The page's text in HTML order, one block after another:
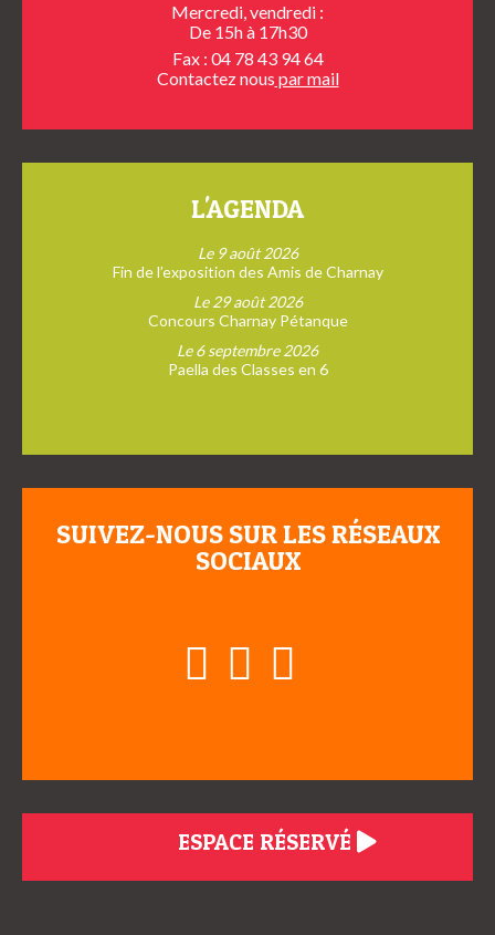
Mercredi, vendredi :
De 15h à 17h30
Fax : 04 78 43 94 64
Contactez nous par mail
L'AGENDA
Le 9 août 2026
Fin de l’exposition des Amis de Charnay
Le 29 août 2026
Concours Charnay Pétanque
Le 6 septembre 2026
Paella des Classes en 6
SUIVEZ-NOUS SUR LES RÉSEAUX
SOCIAUX
ESPACE RÉSERVÉ